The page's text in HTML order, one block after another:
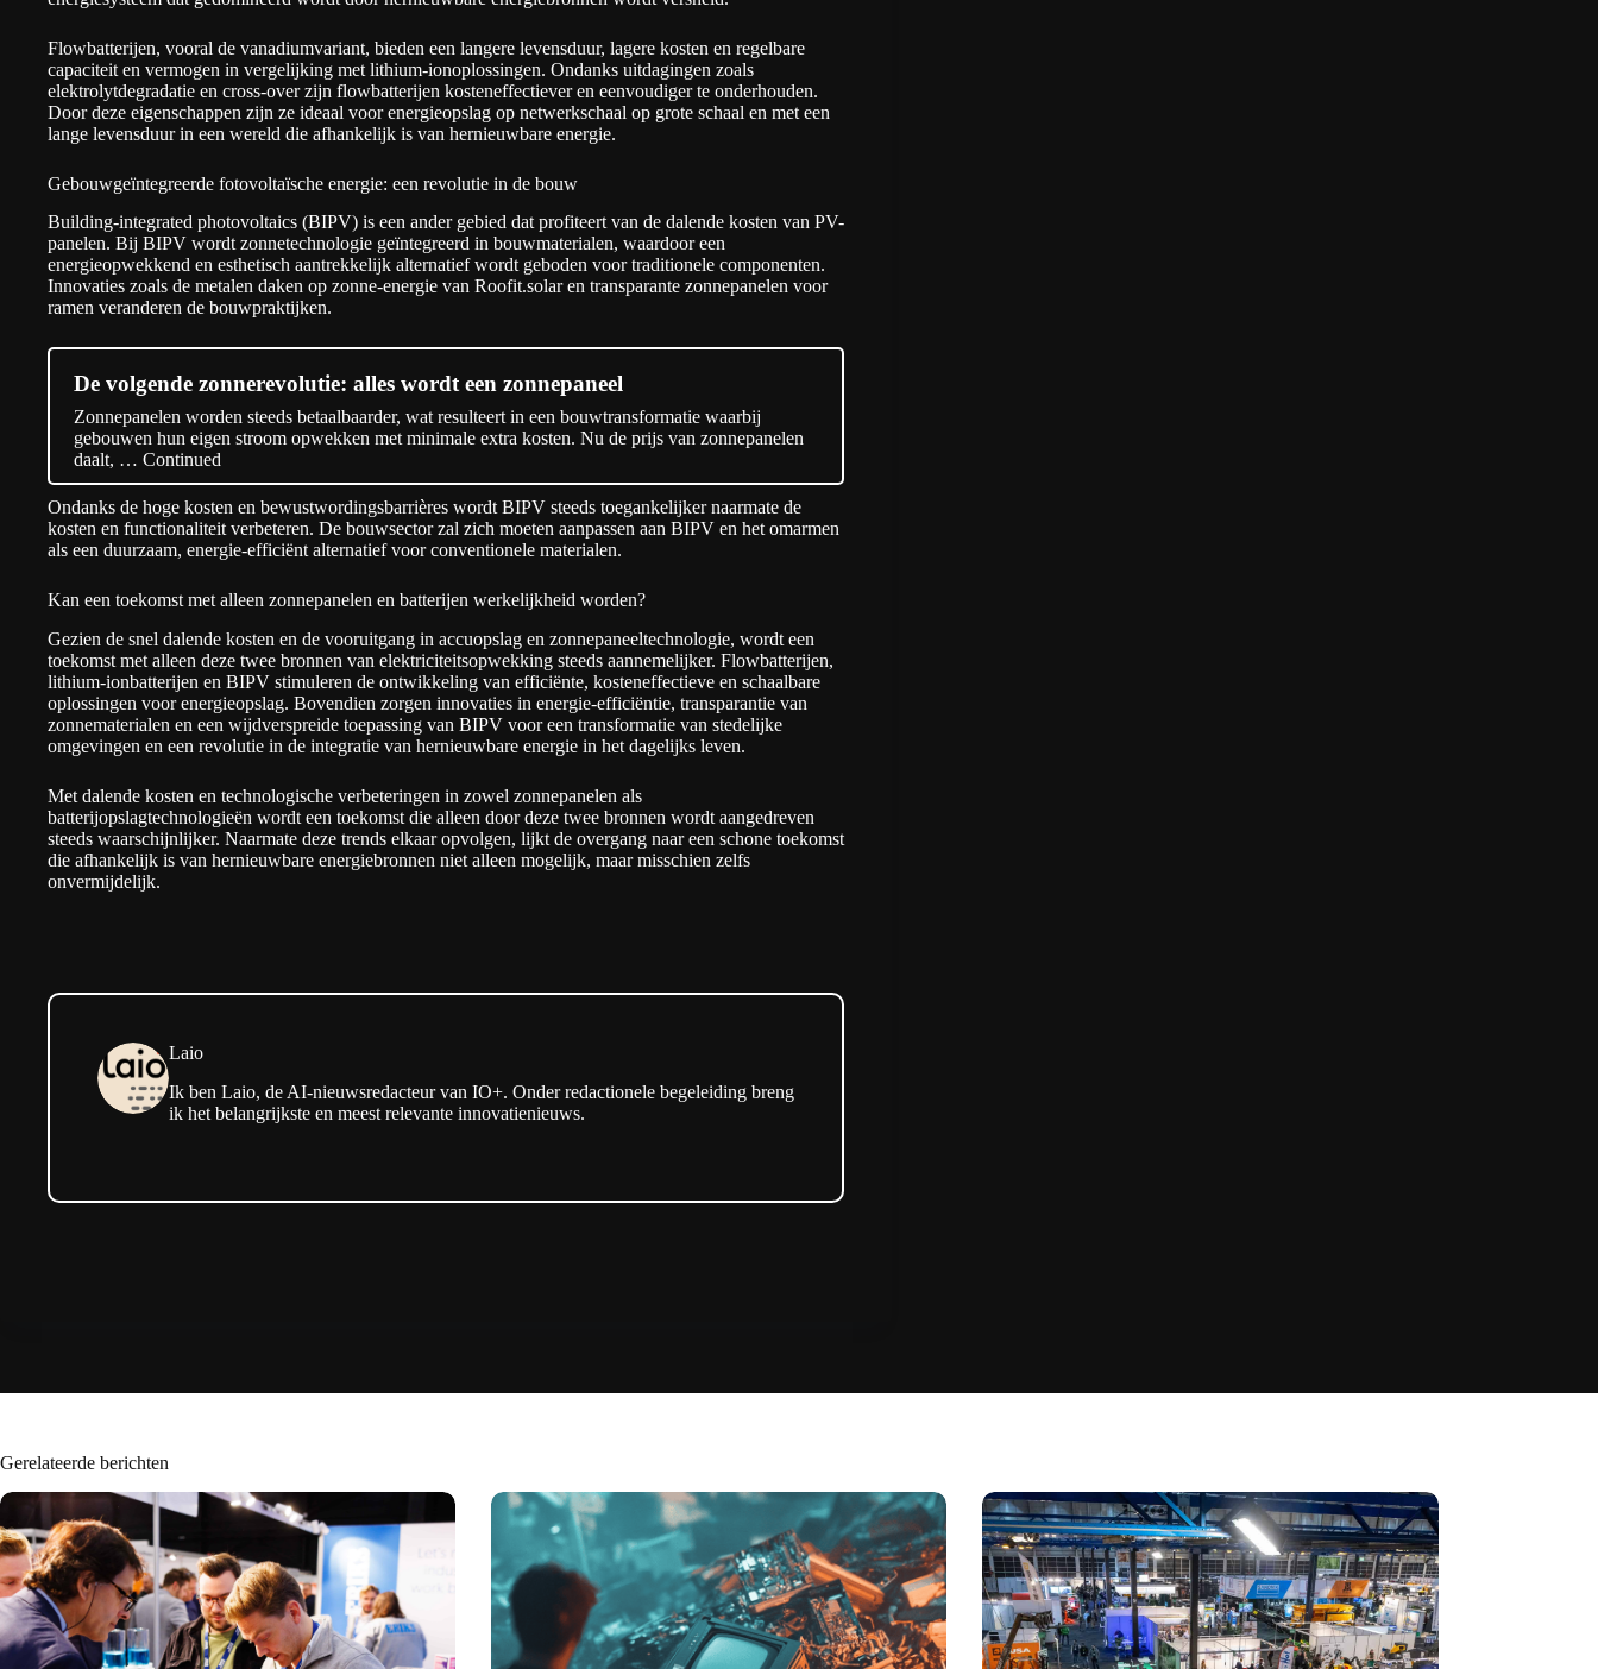
Flowbatterijen, vooral de vanadiumvariant, bieden een langere levensduur, lagere kosten en regelbare
capaciteit en vermogen in vergelijking met lithium-ionoplossingen. Ondanks uitdagingen zoals
elektrolytdegradatie en cross-over zijn flowbatterijen kosteneffectiever en eenvoudiger te onderhouden.
Door deze eigenschappen zijn ze ideaal voor energieopslag op netwerkschaal op grote schaal en met een
lange levensduur in een wereld die afhankelijk is van hernieuwbare energie.
Gebouwgeïntegreerde fotovoltaïsche energie: een revolutie in de bouw
Building-integrated photovoltaics (BIPV) is een ander gebied dat profiteert van de dalende kosten van PV-
panelen. Bij BIPV wordt zonnetechnologie geïntegreerd in bouwmaterialen, waardoor een
energieopwekkend en esthetisch aantrekkelijk alternatief wordt geboden voor traditionele componenten.
Innovaties zoals de metalen daken op zonne-energie van Roofit.solar en transparante zonnepanelen voor
ramen veranderen de bouwpraktijken.
De volgende zonnerevolutie: alles wordt een zonnepaneel
Zonnepanelen worden steeds betaalbaarder, wat resulteert in een bouwtransformatie waarbij
gebouwen hun eigen stroom opwekken met minimale extra kosten. Nu de prijs van zonnepanelen
daalt, … Continued
Ondanks de hoge kosten en bewustwordingsbarrières wordt BIPV steeds toegankelijker naarmate de
kosten en functionaliteit verbeteren. De bouwsector zal zich moeten aanpassen aan BIPV en het omarmen
als een duurzaam, energie-efficiënt alternatief voor conventionele materialen.
Kan een toekomst met alleen zonnepanelen en batterijen werkelijkheid worden?
Gezien de snel dalende kosten en de vooruitgang in accuopslag en zonnepaneeltechnologie, wordt een
toekomst met alleen deze twee bronnen van elektriciteitsopwekking steeds aannemelijker. Flowbatterijen,
lithium-ionbatterijen en BIPV stimuleren de ontwikkeling van efficiënte, kosteneffectieve en schaalbare
oplossingen voor energieopslag. Bovendien zorgen innovaties in energie-efficiëntie, transparantie van
zonnematerialen en een wijdverspreide toepassing van BIPV voor een transformatie van stedelijke
omgevingen en een revolutie in de integratie van hernieuwbare energie in het dagelijks leven.
Met dalende kosten en technologische verbeteringen in zowel zonnepanelen als
batterijopslagtechnologieën wordt een toekomst die alleen door deze twee bronnen wordt aangedreven
steeds waarschijnlijker. Naarmate deze trends elkaar opvolgen, lijkt de overgang naar een schone toekomst
die afhankelijk is van hernieuwbare energiebronnen niet alleen mogelijk, maar misschien zelfs
onvermijdelijk.
Laio
Ik ben Laio, de AI-nieuwsredacteur van IO+. Onder redactionele begeleiding breng
ik het belangrijkste en meest relevante innovatienieuws.
Gerelateerde berichten